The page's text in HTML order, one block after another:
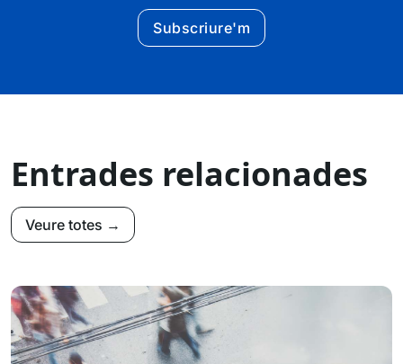
Subscriure'm
Entrades relacionades
Veure totes →